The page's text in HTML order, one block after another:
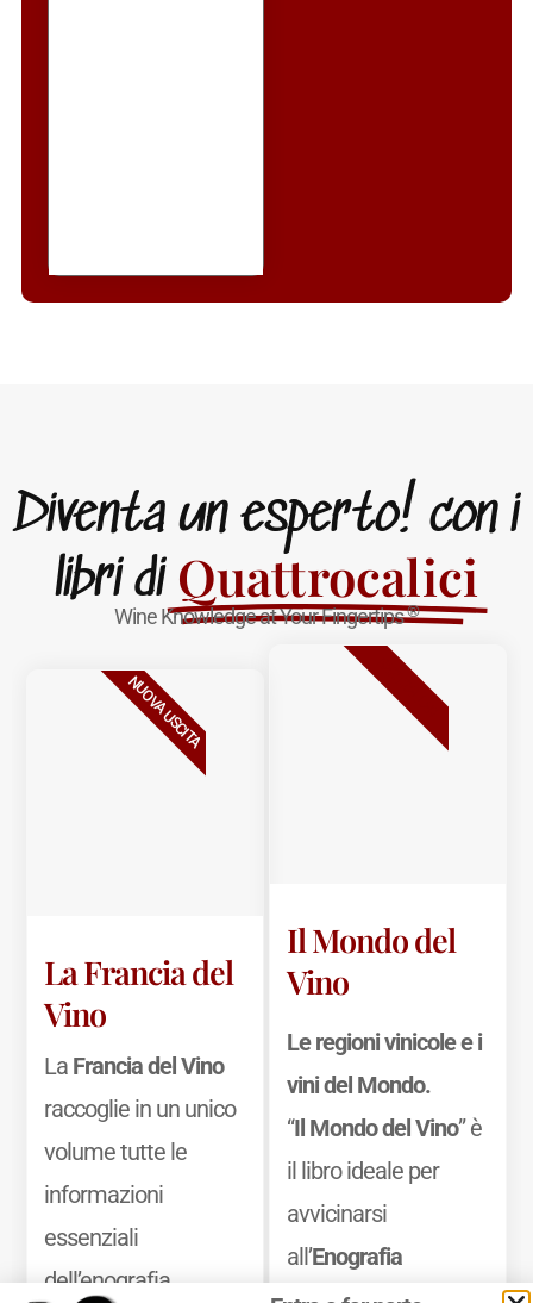
Diventa un esperto! con i
libri di Quattrocalici
Wine Knowledge at Your Fingertips®
La Francia del
Vino
La Francia del Vino
raccoglie in un unico
volume tutte le
informazioni
essenziali
dell’enografia
NUOVA USCITA
Il Mondo del
Vino
Le regioni vinicole e i
vini del Mondo.
“Il Mondo del Vino” è
il libro ideale per
avvicinarsi
all’Enografia
BESTSELLER